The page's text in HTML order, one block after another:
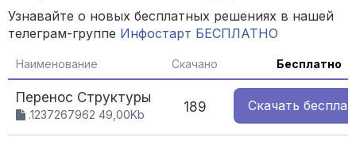
Узнавайте о новых бесплатных решениях в нашей
телеграм-группе Инфостарт БЕСПЛАТНО
Наименование Скачано Бесплатно
Перенос Структуры
.1237267962 49,00Kb 189 Скачать